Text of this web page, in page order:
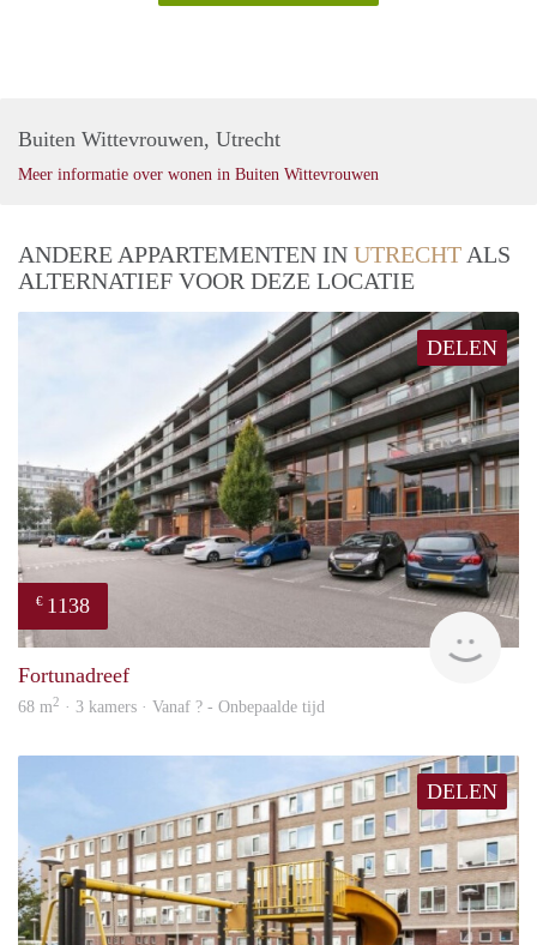
Buiten Wittevrouwen, Utrecht
Meer informatie over wonen in Buiten Wittevrouwen
ANDERE APPARTEMENTEN IN UTRECHT ALS
ALTERNATIEF VOOR DEZE LOCATIE
DELEN
€ 1138
Fortunadreef
68 m2 · 3 kamers · Vanaf ? - Onbepaalde tijd
DELEN